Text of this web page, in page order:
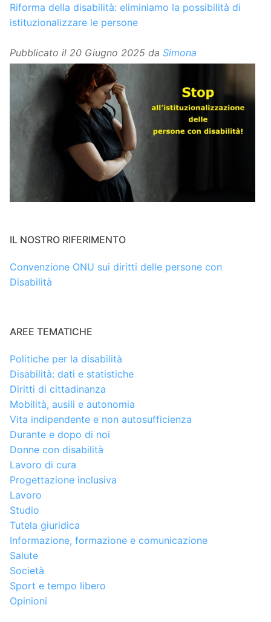
Riforma della disabilità: eliminiamo la possibilità di
istituzionalizzare le persone
Pubblicato il 20 Giugno 2025 da Simona
IL NOSTRO RIFERIMENTO
Convenzione ONU sui diritti delle persone con
Disabilità
AREE TEMATICHE
Politiche per la disabilità
Disabilità: dati e statistiche
Diritti di cittadinanza
Mobilità, ausili e autonomia
Vita indipendente e non autosufficienza
Durante e dopo di noi
Donne con disabilità
Lavoro di cura
Progettazione inclusiva
Lavoro
Studio
Tutela giuridica
Informazione, formazione e comunicazione
Salute
Società
Sport e tempo libero
Opinioni